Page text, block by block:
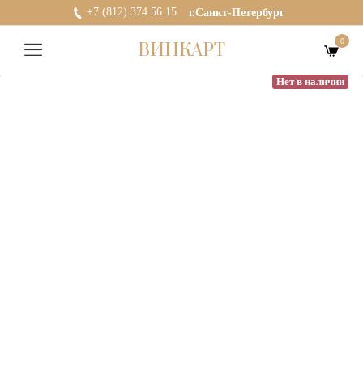
+7 (812) 374 56 15 г.Санкт-Петербург
ВИНКАРТ 0
Нет в наличии